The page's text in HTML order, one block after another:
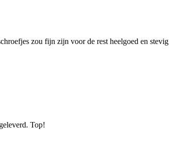
zou fijn zijn voor de rest heelgoed en stevig
Top!